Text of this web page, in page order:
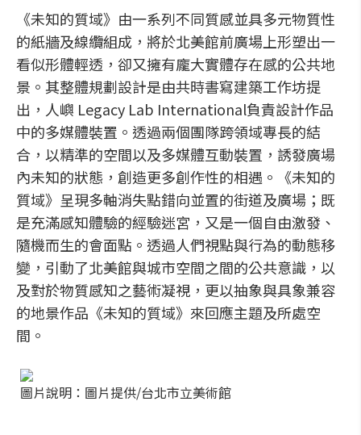
《未知的質域》由一系列不同質感並具多元物質性
的紙牆及線纜組成，將於北美館前廣場上形塑出一
看似形體輕透，卻又擁有龐大實體存在感的公共地
景。其整體規劃設計是由共時書寫建築工作坊提
出，人嶼 Legacy Lab International負責設計作品
中的多媒體裝置。透過兩個團隊跨領域專長的結
合，以精準的空間以及多媒體互動裝置，誘發廣場
內未知的狀態，創造更多創作性的相遇。《未知的
質域》呈現多軸消失點錯向並置的街道及廣場；既
是充滿感知體驗的經驗迷宮，又是一個自由激發、
隨機而生的會面點。透過人們視點與行為的動態移
變，引動了北美館與城市空間之間的公共意識，以
及對於物質感知之藝術凝視，更以抽象與具象兼容
的地景作品《未知的質域》來回應主題及所處空
間。
圖片說明：圖片提供/台北市立美術館